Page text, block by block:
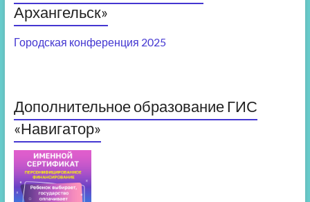
Архангельск»
Городская конференция 2025
Дополнительное образование ГИС
«Навигатор»